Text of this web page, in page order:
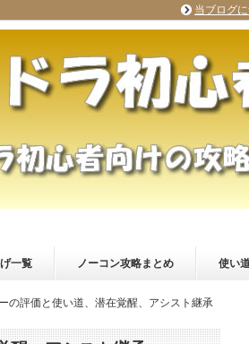
一覧 ノーコン攻略まとめ 使い
の評価と使い道、潜在覚醒、アシスト継承
当ブログ